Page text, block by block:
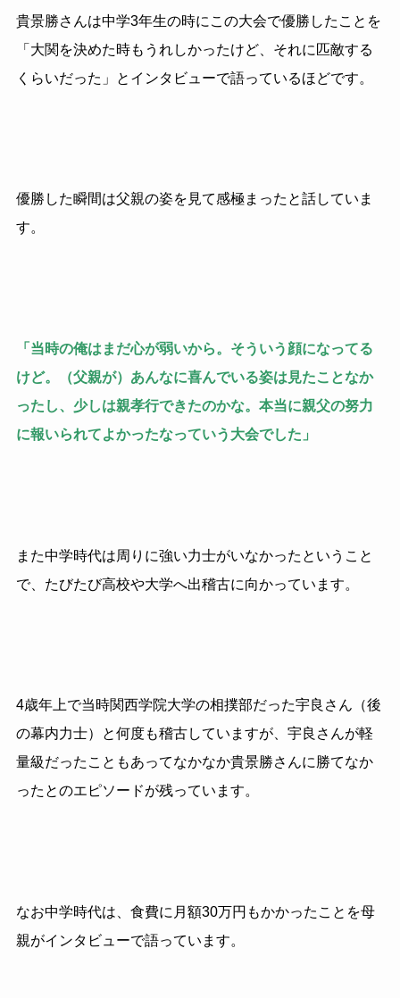
貴景勝さんは中学3年生の時にこの大会で優勝したことを
「大関を決めた時もうれしかったけど、それに匹敵する
くらいだった」とインタビューで語っているほどです。
優勝した瞬間は父親の姿を見て感極まったと話していま
す。
「当時の俺はまだ心が弱いから。そういう顔になってる
けど。（父親が）あんなに喜んでいる姿は見たことなか
ったし、少しは親孝行できたのかな。本当に親父の努力
に報いられてよかったなっていう大会でした」
また中学時代は周りに強い力士がいなかったということ
で、たびたび高校や大学へ出稽古に向かっています。
4歳年上で当時関西学院大学の相撲部だった宇良さん（後
の幕内力士）と何度も稽古していますが、宇良さんが軽
量級だったこともあってなかなか貴景勝さんに勝てなか
ったとのエピソードが残っています。
なお中学時代は、食費に月額30万円もかかったことを母
親がインタビューで語っています。